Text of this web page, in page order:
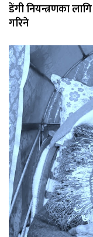
डेंगी नियन्त्रणका
गरिने